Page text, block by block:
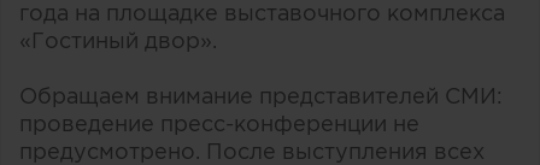
года на площадке выставочного комплекса
«Гостиный двор».
Обращаем внимание представителей СМИ:
проведение пресс-конференции не
предусмотрено. После выступления всех